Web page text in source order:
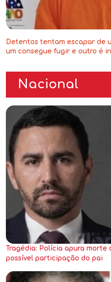
Detentos tentam escapar de
um consegue fugir e outro é
Nacional
Tragédia: Polícia apura morte
possível participação do pai